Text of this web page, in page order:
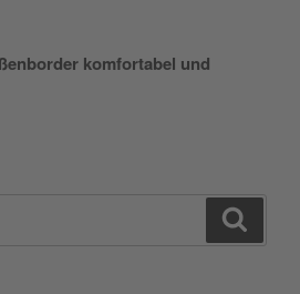
komfortabel und